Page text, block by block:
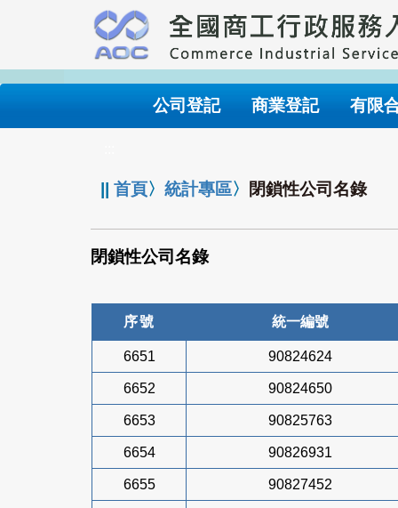
要
內
公司登記 商業登記 有限
||首頁〉統計專區〉 閉鎖性公司名錄
閉鎖性公司名錄
序號 統一編號
6651 90824624
6652 90824650
6653 90825763
6654 90826931
6655 90827452